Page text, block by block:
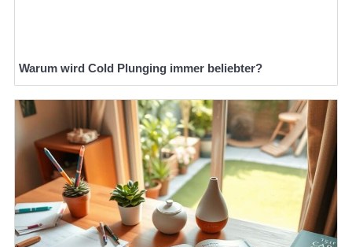
Warum wird Cold Plunging immer beliebter?